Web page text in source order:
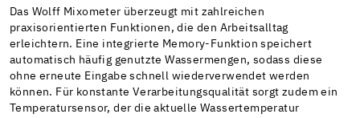
Das Wolff Mixometer überzeugt mit zahlreichen
praxisorientierten Funktionen, die den Arbeitsalltag
erleichtern. Eine integrierte Memory-Funktion speichert
automatisch häufig genutzte Wassermengen, sodass diese
ohne erneute Eingabe schnell wiederverwendet werden
können. Für konstante Verarbeitungsqualität sorgt zudem ein
Temperatursensor, der die aktuelle Wassertemperatur